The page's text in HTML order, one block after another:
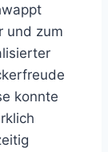
und zum
konnte